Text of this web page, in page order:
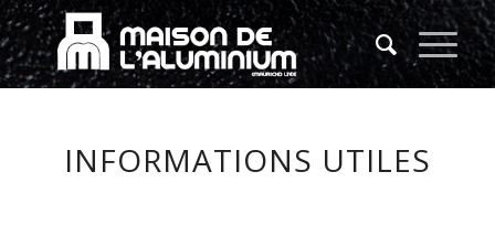
INFORMATIONS UTILES